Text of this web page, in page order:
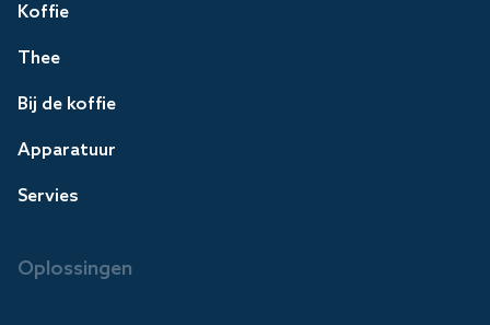
Koffie
Thee
Bij de koffie
Apparatuur
Servies
Oplossingen